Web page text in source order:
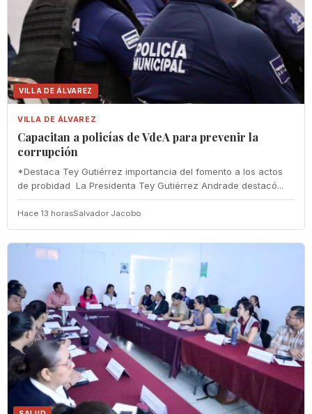
VILLA DE ÁLVAREZ
VILLA DE ÁLVAREZ
‎Capacitan a policías de VdeA ‎para prevenir la
corrupción
‎*Destaca Tey Gutiérrez importancia del fomento a los actos
de probidad ‎ La Presidenta Tey Gutiérrez Andrade destacó...
Hace 13 horasSalvador Jacobo